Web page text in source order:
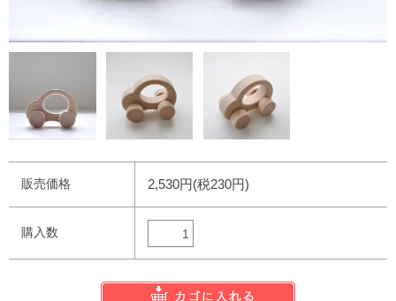
販売価格 2,530円(税230円)
購入数